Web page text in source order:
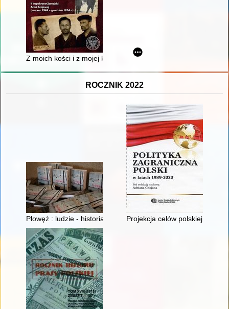
Z moich kości i z mojej krwi powstanie prawdziwy Polak..." :
ROCZNIK 2022
Płowęż : ludzie - historia - zabytkiProjekcja celów polskiej